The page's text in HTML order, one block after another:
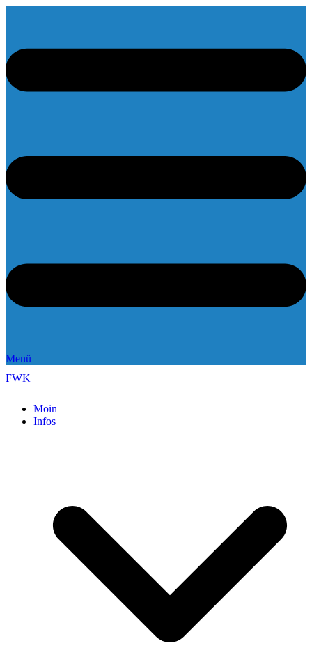
Menü
FWK
Moin
Infos